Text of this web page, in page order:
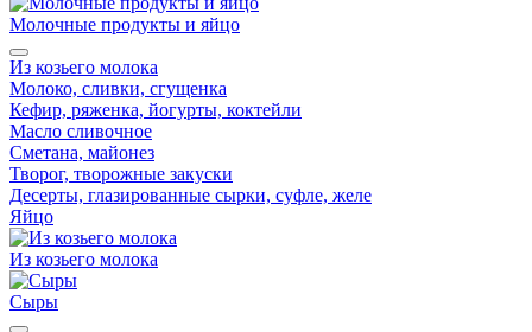
Молочные продукты и яйцо
Из козьего молока
Молоко, сливки, сгущенка
Кефир, ряженка, йогурты, коктейли
Масло сливочное
Сметана, майонез
Творог, творожные закуски
Десерты, глазированные сырки, суфле, желе
Яйцо
Из козьего молока
Сыры